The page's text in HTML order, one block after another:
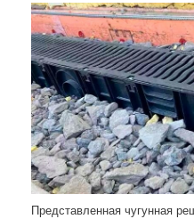
Представленная чугунная